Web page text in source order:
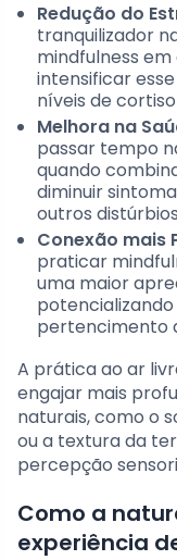
Redução do
tranquilizador
mindfulness
intensificar
níveis de
Melhora na
passar tempo
quando
diminuir
outros
Conexão mais
praticar
uma maior
pertencimento
A prática ao ar
engajar mais
naturais, como o
ou a textura da
percepção
Como a
experiência